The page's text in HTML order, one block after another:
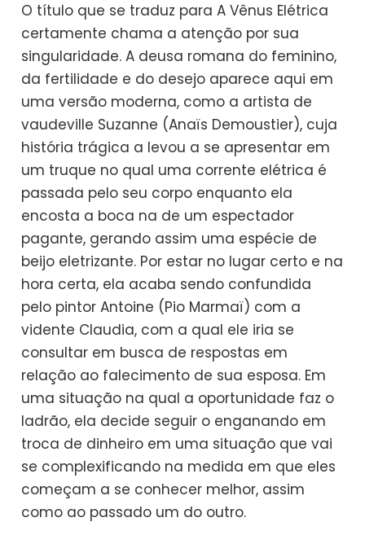
O título que se traduz para A Vênus Elétrica
certamente chama a atenção por sua
singularidade. A deusa romana do feminino,
da fertilidade e do desejo aparece aqui em
uma versão moderna, como a artista de
vaudeville Suzanne (Anaïs Demoustier), cuja
história trágica a levou a se apresentar em
um truque no qual uma corrente elétrica é
passada pelo seu corpo enquanto ela
encosta a boca na de um espectador
pagante, gerando assim uma espécie de
beijo eletrizante. Por estar no lugar certo e na
hora certa, ela acaba sendo confundida
pelo pintor Antoine (Pio Marmaï) com a
vidente Claudia, com a qual ele iria se
consultar em busca de respostas em
relação ao falecimento de sua esposa. Em
uma situação na qual a oportunidade faz o
ladrão, ela decide seguir o enganando em
troca de dinheiro em uma situação que vai
se complexificando na medida em que eles
começam a se conhecer melhor, assim
como ao passado um do outro.